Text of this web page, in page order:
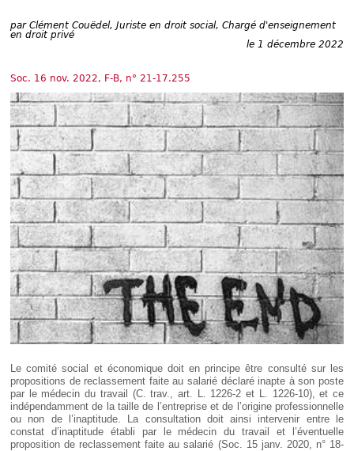
IT
par Clément Couëdel, Juriste en droit social, Chargé d'enseignement
en droit privé
le 1 décembre 2022
Soc. 16 nov. 2022, F-B, n° 21-17.255
Le comité social et économique doit en principe être consulté sur les
propositions de reclassement faite au salarié déclaré inapte à son poste
par le médecin du travail (C. trav., art. L. 1226-2 et L. 1226-10), et ce
indépendamment de la taille de l’entreprise et de l’origine professionnelle
ou non de l’inaptitude. La consultation doit ainsi intervenir entre le
constat d’inaptitude établi par le médecin du travail et l’éventuelle
proposition de reclassement faite au salarié (Soc. 15 janv. 2020, n° 18-